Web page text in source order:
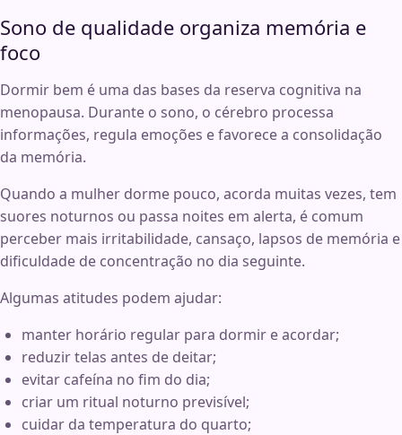
Sono de qualidade organiza memória e
foco
Dormir bem é uma das bases da reserva cognitiva na
menopausa. Durante o sono, o cérebro processa
informações, regula emoções e favorece a consolidação
da memória.
Quando a mulher dorme pouco, acorda muitas vezes, tem
suores noturnos ou passa noites em alerta, é comum
perceber mais irritabilidade, cansaço, lapsos de memória e
dificuldade de concentração no dia seguinte.
Algumas atitudes podem ajudar:
manter horário regular para dormir e acordar;
reduzir telas antes de deitar;
evitar cafeína no fim do dia;
criar um ritual noturno previsível;
cuidar da temperatura do quarto;